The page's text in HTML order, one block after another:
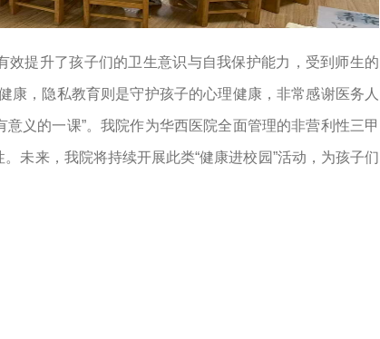
提升了孩子们的卫生意识与自我保护能力，受到师生的
康，隐私教育则是守护孩子的心理健康，非常感谢医务人
义的一课”。我院作为华西医院全面管理的非营利性三甲
未来，我院将持续开展此类“健康进校园”活动，为孩子们